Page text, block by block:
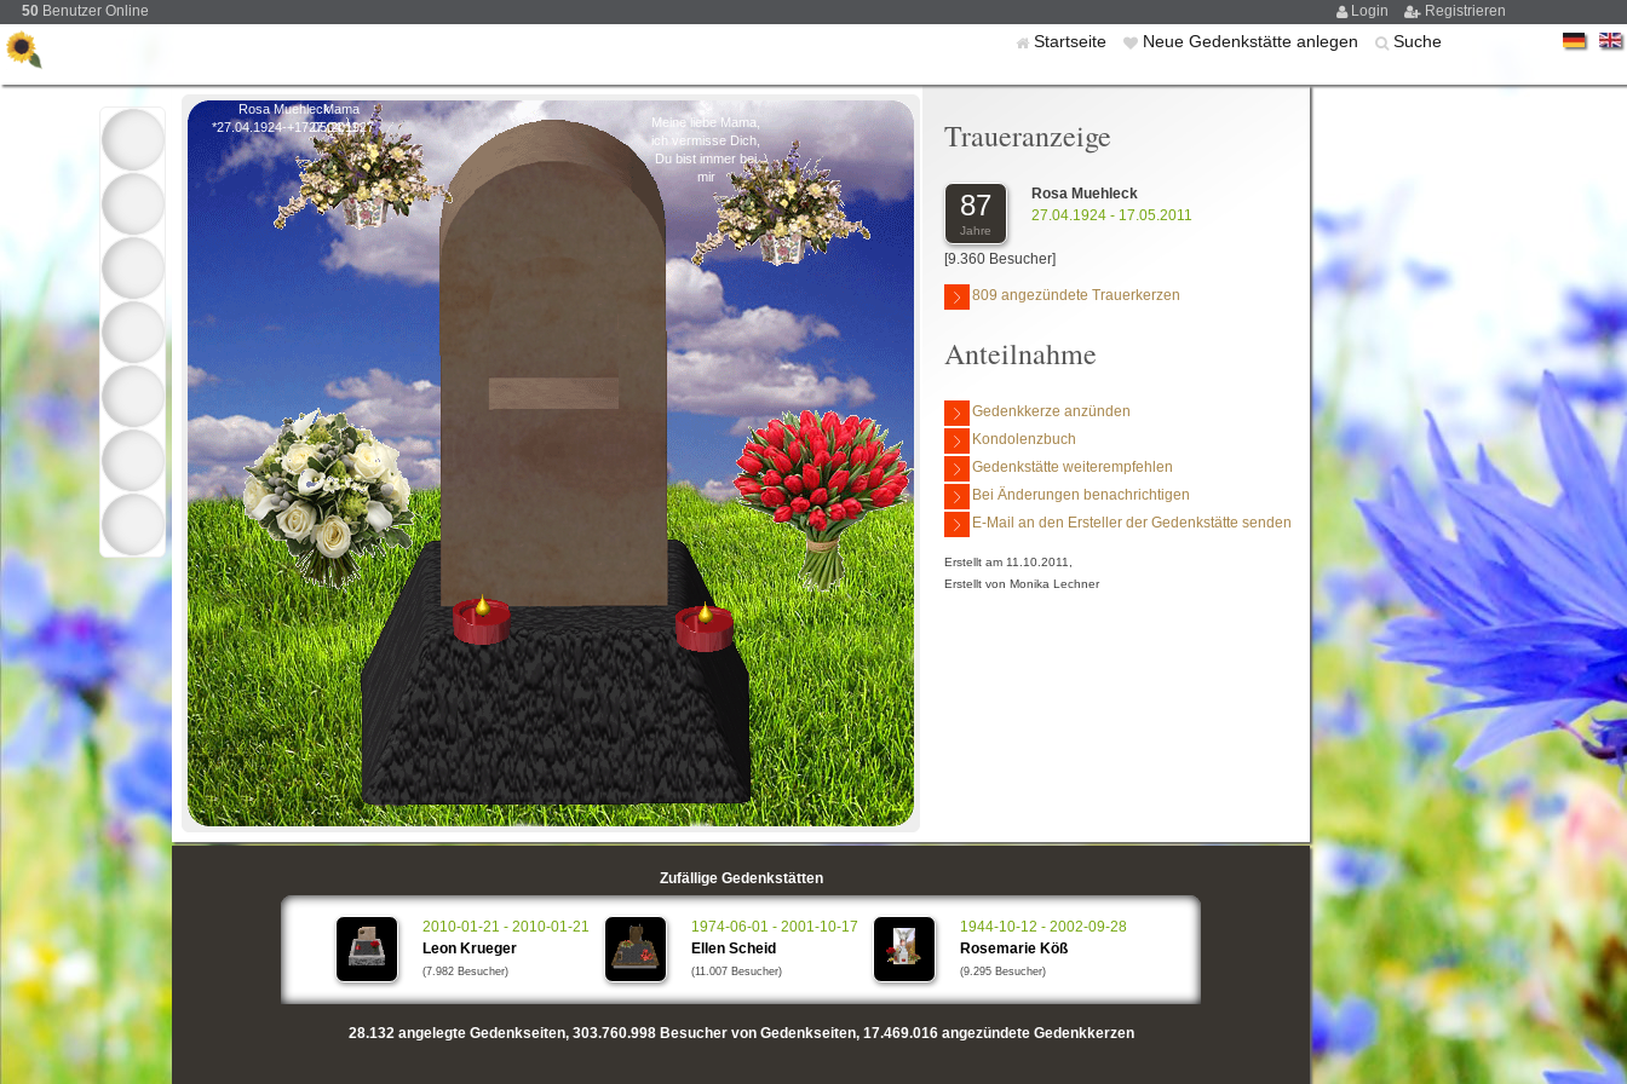
50 Benutzer Online Login Registrieren
Startseite Neue Gedenkstätte anlegen Suche
Rosa Muehleck
*27.04.1924-+17.05.2011
Meine liebe Mama,
ich vermisse Dich,
Du bist immer bei
mir
Mama
27.04.1927
Traueranzeige
87
Jahre
Rosa Muehleck
27.04.1924 - 17.05.2011
[9.360 Besucher]
809 angezündete Trauerkerzen
Anteilnahme
Gedenkkerze anzünden
Kondolenzbuch
Gedenkstätte weiterempfehlen
Bei Änderungen benachrichtigen
E-Mail an den Ersteller der Gedenkstätte senden
Erstellt am 11.10.2011,
Erstellt von Monika Lechner
Zufällige Gedenkstätten
2010-01-21 - 2010-01-21
Leon Krueger
(7.982 Besucher)
1974-06-01 - 2001-10-17
Ellen Scheid
(11.007 Besucher)
1944-10-12 - 2002-09-28
Rosemarie Köß
(9.295 Besucher)
28.132angelegte Gedenkseiten, 303.760.998Besucher von Gedenkseiten, 17.469.016angezündete Gedenkkerzen